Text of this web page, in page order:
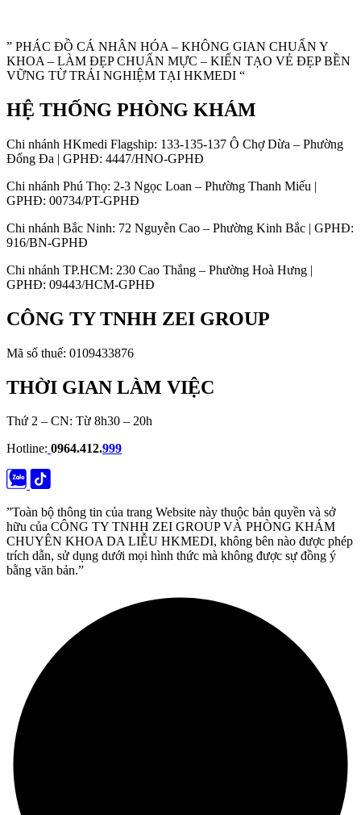
” PHÁC ĐỒ CÁ NHÂN HÓA – KHÔNG GIAN CHUẨN Y
KHOA – LÀM ĐẸP CHUẨN MỰC – KIẾN TẠO VẺ ĐẸP BỀN
VỮNG TỪ TRẢI NGHIỆM TẠI HKMEDI “
HỆ THỐNG PHÒNG KHÁM
Chi nhánh HKmedi Flagship: 133-135-137 Ô Chợ Dừa – Phường
Đống Đa | GPHĐ: 4447/HNO-GPHĐ
Chi nhánh Phú Thọ: 2-3 Ngọc Loan – Phường Thanh Miếu |
GPHĐ: 00734/PT-GPHĐ
Chi nhánh Bắc Ninh: 72 Nguyễn Cao – Phường Kinh Bắc | GPHĐ:
916/BN-GPHĐ
Chi nhánh TP.HCM: 230 Cao Thắng – Phường Hoà Hưng |
GPHĐ: 09443/HCM-GPHĐ
CÔNG TY TNHH ZEI GROUP
Mã số thuế: 0109433876
THỜI GIAN LÀM VIỆC
Thứ 2 – CN: Từ 8h30 – 20h
Hotline: 0964.412.999
”Toàn bộ thông tin của trang Website này thuộc bản quyền và sở
hữu của CÔNG TY TNHH ZEI GROUP VÀ PHÒNG KHÁM
CHUYÊN KHOA DA LIỄU HKMEDI, không bên nào được phép
trích dẫn, sử dụng dưới mọi hình thức mà không được sự đồng ý
bằng văn bản.”